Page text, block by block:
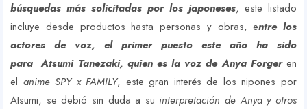
búsquedas más solicitadas por los japoneses, este listado
incluye desde productos hasta personas y obras, entre los
actores de voz, el primer puesto este año ha sido
para Atsumi Tanezaki, quien es la voz de Anya Forgeren
el anime SPY x FAMILY, este gran interés de los nipones por
Atsumi, se debió sin duda a su interpretación de Anya y otros